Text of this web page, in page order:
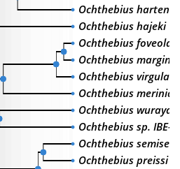
Ochthebius harteni
Ochthebius hajeki
Ochthebius
Ochthebius
Ochthebius virgula
Ochthebius
Ochthebius wurayah
Ochthebius sp. IBE-
Ochthebius
Ochthebius preissi